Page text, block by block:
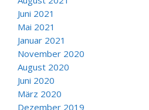
Juni 2021
Mai 2021
Januar 2021
November 2020
August 2020
Juni 2020
März 2020
Dezember 2019